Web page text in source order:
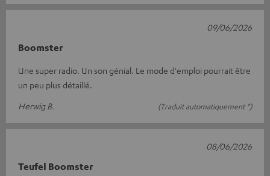
Boomster
Une super radio. Un son génial. Le mode d'emploi pourrait être
un peu plus détaillé.
Herwig B.
(Traduit automatiquement *)
09/06/2026
Teufel Boomster
08/06/2026